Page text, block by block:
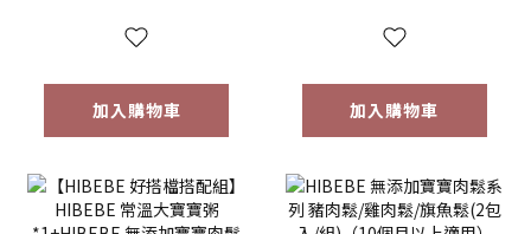
6m+｜常溫｜【優
加入購物車 加入購物車